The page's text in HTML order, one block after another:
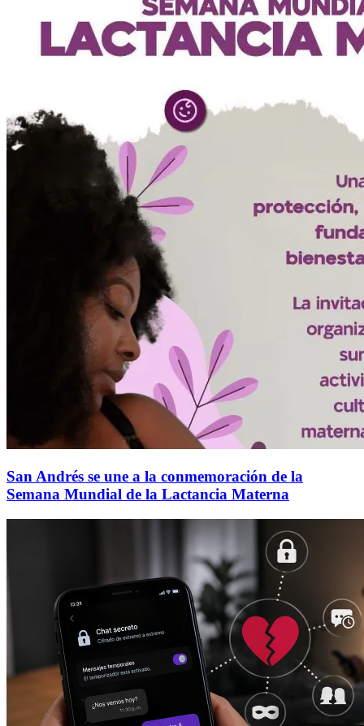
San Andrés se une a la conmemoración de la
Semana Mundial de la Lactancia Materna